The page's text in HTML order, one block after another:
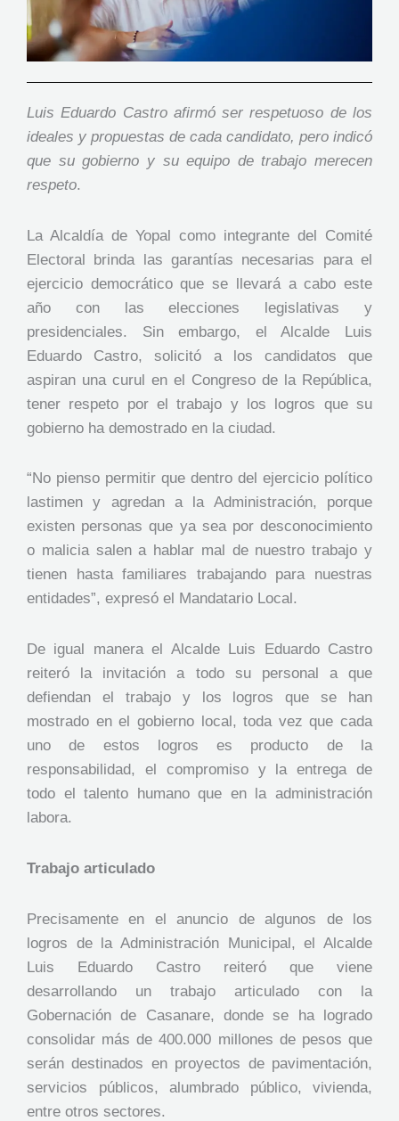
Luis Eduardo Castro afirmó ser respetuoso de los
ideales y propuestas de cada candidato, pero indicó
que su gobierno y su equipo de trabajo merecen
respeto.
La Alcaldía de Yopal como integrante del Comité
Electoral brinda las garantías necesarias para el
ejercicio democrático que se llevará a cabo este
año con las elecciones legislativas y
presidenciales. Sin embargo, el Alcalde Luis
Eduardo Castro, solicitó a los candidatos que
aspiran una curul en el Congreso de la República,
tener respeto por el trabajo y los logros que su
gobierno ha demostrado en la ciudad.
“No pienso permitir que dentro del ejercicio político
lastimen y agredan a la Administración, porque
existen personas que ya sea por desconocimiento
o malicia salen a hablar mal de nuestro trabajo y
tienen hasta familiares trabajando para nuestras
entidades”, expresó el Mandatario Local.
De igual manera el Alcalde Luis Eduardo Castro
reiteró la invitación a todo su personal a que
defiendan el trabajo y los logros que se han
mostrado en el gobierno local, toda vez que cada
uno de estos logros es producto de la
responsabilidad, el compromiso y la entrega de
todo el talento humano que en la administración
labora.
Trabajo articulado
Precisamente en el anuncio de algunos de los
logros de la Administración Municipal, el Alcalde
Luis Eduardo Castro reiteró que viene
desarrollando un trabajo articulado con la
Gobernación de Casanare, donde se ha logrado
consolidar más de 400.000 millones de pesos que
serán destinados en proyectos de pavimentación,
servicios públicos, alumbrado público, vivienda,
entre otros sectores.